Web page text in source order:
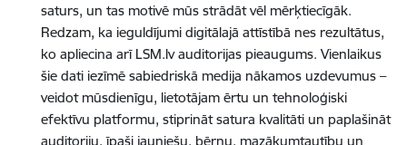
saturs, un tas motivē mūs strādāt vēl mērķtiecīgāk.
Redzam, ka ieguldījumi digitālajā attīstībā nes rezultātus,
ko apliecina arī LSM.lv auditorijas pieaugums. Vienlaikus
šie dati iezīmē sabiedriskā medija nākamos uzdevumus –
veidot mūsdienīgu, lietotājam ērtu un tehnoloģiski
efektīvu platformu, stiprināt satura kvalitāti un paplašināt
auditoriju, īpaši jauniešu, bērnu, mazākumtautību un